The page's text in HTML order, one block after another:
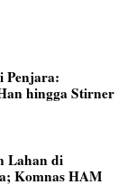
Penjara:
hingga Stirner
Lahan di
Komnas HAM